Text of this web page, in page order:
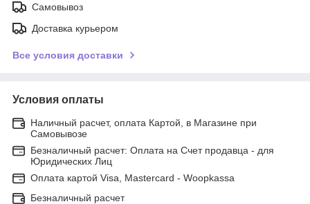
Самовывоз
Доставка курьером
Все условия доставки
Условия оплаты
Наличный расчет, оплата Картой, в Магазине при
Самовывозе
Безналичный расчет: Оплата на Счет продавца - для
Юридических Лиц
Оплата картой Visa, Mastercard - Woopkassa
Безналичный расчет